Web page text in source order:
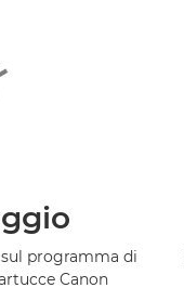
programma di
Canon